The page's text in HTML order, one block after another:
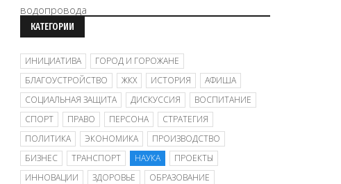
КАТЕГОРИИ
ИНИЦИАТИВА
ГОРОД И ГОРОЖАНЕ
БЛАГОУСТРОЙСТВО
ЖКХ ИСТОРИЯ
АФИША
СОЦИАЛЬНАЯ ЗАЩИТА
ДИСКУССИЯ
ВОСПИТАНИЕ
СПОРТ
ПРАВО ПЕРСОНА
СТРАТЕГИЯ
ПОЛИТИКА
ЭКОНОМИКА
ПРОИЗВОДСТВО
БИЗНЕС
ТРАНСПОРТ НАУКА
ПРОЕКТЫ
ИННОВАЦИИ
ЗДОРОВЬЕ
ОБРАЗОВАНИЕ